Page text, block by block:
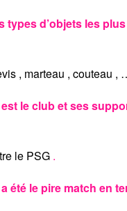
types d’objets les
, marteau , couteau ,
le club et ses
le PSG .
été le pire match en